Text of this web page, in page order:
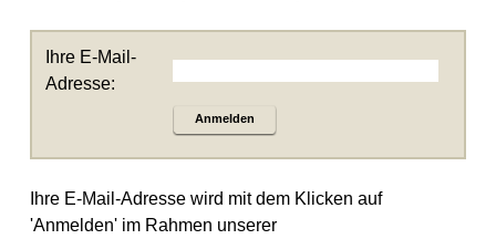
Ihre E-Mail-
Adresse:
Anmelden
Ihre E-Mail-Adresse wird mit dem Klicken auf
'Anmelden' im Rahmen unserer